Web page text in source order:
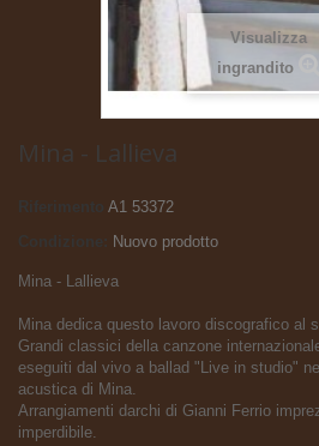
Visualizza
ingrandito
Mina - Lallieva
Riferimento
A1 53372
Nuovo prodotto
Mina - Lallieva
Mina dedica questo lavoro discografico al
Grandi classici della canzone
eseguiti dal vivo a ballad "Live in studio"
acustica di Mina.
Arrangiamenti darchi di Gianni Ferrio
imperdibile.